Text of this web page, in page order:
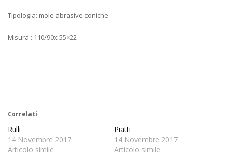
Tipologia: mole abrasive coniche
Misura : 110/90x 55×22
Correlati
Rulli
14 Novembre 2017
Articolo simile
Piatti
14 Novembre 2017
Articolo simile